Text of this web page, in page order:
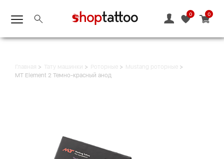
0
0
Главная Тату машинки Роторные
Mustang роторные
MT Element 2 Темно-красный анод